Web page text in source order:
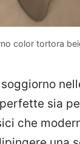
color tortora
sia
che